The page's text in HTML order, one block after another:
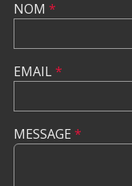
NOM *
EMAIL*
MESSAGE *